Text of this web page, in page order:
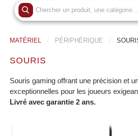
MATÉRIEL PÉRIPHÉRIQUE
SOURIS
Souris gaming offrant une précision et
exceptionnelles pour les joueurs
Livré avec garantie 2 ans.